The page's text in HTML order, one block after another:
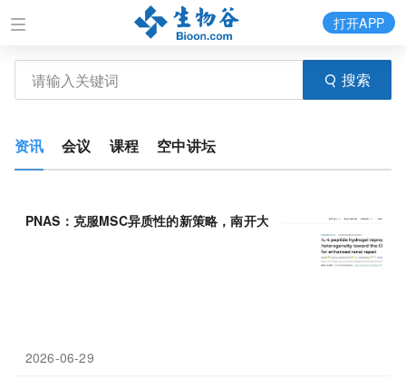
搜索
打开APP
资讯 会议 课程 空中讲坛
PNAS：克服MSC异质性的新策略，南开大学李宗金等团队开发
2026-06-29